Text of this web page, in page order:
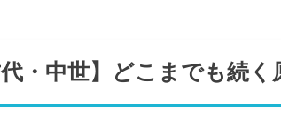
・中世】どこまでも続く